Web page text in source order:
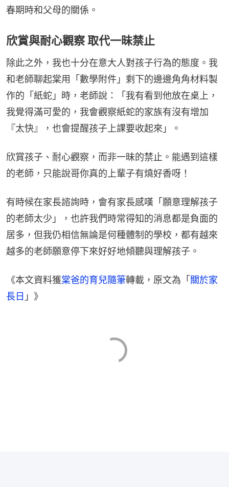
春期時和父母的關係。
欣賞與耐心觀察 取代一昧禁止
除此之外，我也十分在意大人對孩子行為的態度。我
和老師聊起棠用「數學附件」剩下的邊邊角角材料製
作的「紙蛇」時，老師說：「我有看到他放在桌上，
我覺得滿可愛的，我會觀察紙蛇的家族有沒有增加
『太快』，也會提醒孩子上課要收起來」。
欣賞孩子、耐心觀察，而非一昧的禁止。能遇到這樣
的老師，只能說哥你真的上輩子有燒好香呀！
有時候在家長諮詢時，會有家長感嘆「願意理解孩子
的老師太少」，也許我們時常得知的消息都是負面的
居多，但我仍相信無論是何種體制的學校，都有越來
越多的老師願意停下來好好地傾聽與理解孩子。
《本文資料獲棠爸的育兒隨筆轉載，原文為「關於家
長日 」》